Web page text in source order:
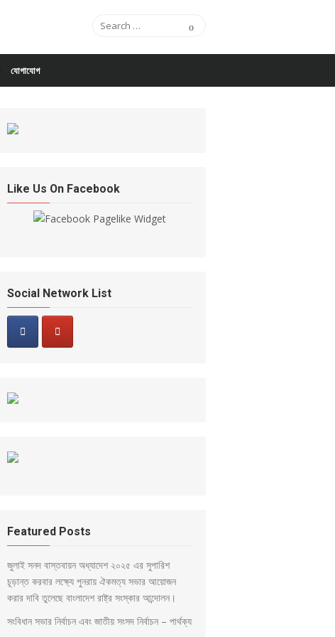
Search for:
যোগাযোগ
Like Us On Facebook
Social Network List
Featured Posts
জুলাই সনদ বাস্তবায়ন অধ্যাদেশ ২০২৫ এর সুপারিশ
চূড়ান্ত করবার লক্ষ্যে পুনরায় ঐকমত্য সভার আয়োজন
করার দাবি তুলেছে বাংলাদেশ রাষ্ট্র সংস্কার আন্দোলন।
সংবিধান সভার নির্বাচন এবং জাতীয় সংসদ নির্বাচন – পার্থক্য